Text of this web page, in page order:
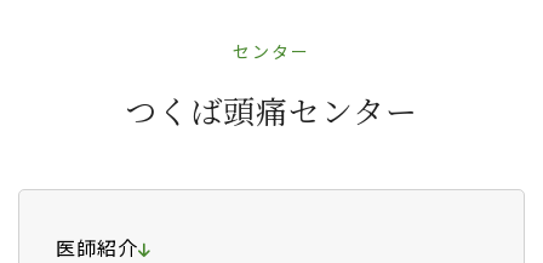
センター
つ く ば頭痛セ ンター
医師紹介